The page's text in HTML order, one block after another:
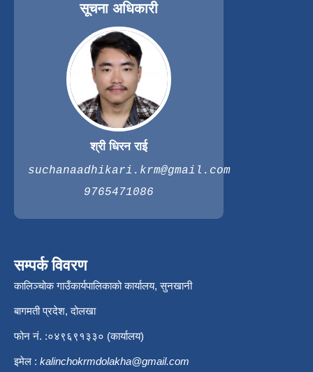
सूचना अधिकारी
श्री धिरन राई
suchanaadhikari.krm@gmail.com
9765471086
सम्पर्क विवरण
कालिञ्चोक गाउँकार्यपालिकाको कार्यालय, सुनखानी
बागमती प्रदेश, दोलखा
फोन नं. :०४९६९१३३० (कार्यालय)
इमेल : kalinchokrmdolakha@gmail.com